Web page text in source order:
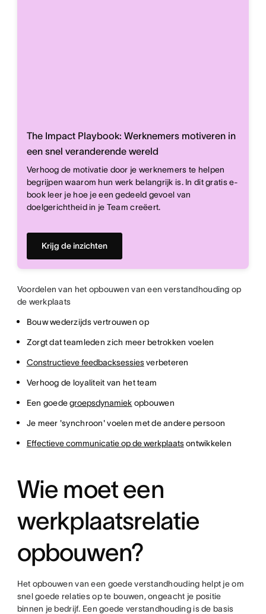
The Impact Playbook: Werknemers motiveren in
een snel veranderende wereld
Verhoog de motivatie door je werknemers te helpen
begrijpen waarom hun werk belangrijk is. In dit gratis e-
book leer je hoe je een gedeeld gevoel van
doelgerichtheid in je Team creëert.
Krijg de inzichten
Voordelen van het opbouwen van een verstandhouding op
de werkplaats
Bouw wederzijds vertrouwen op
Zorgt dat teamleden zich meer betrokken voelen
Constructieve feedbacksessiesverbeteren
Verhoog de loyaliteit van het team
Een goedegroepsdynamiek opbouwen
Je meer 'synchroon' voelen met de andere persoon
Effectieve communicatie op de werkplaatsontwikkelen
Wie moet een
werkplaatsrelatie
opbouwen?
Het opbouwen van een goede verstandhouding helpt je om
snel goede relaties op te bouwen, ongeacht je positie
binnen je bedrijf. Een goede verstandhouding is de basis